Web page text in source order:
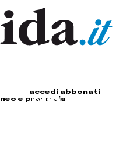
accedi abbonati
e provincia